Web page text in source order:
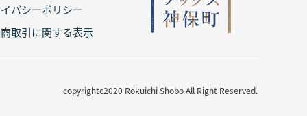
バシーポリシー
取引に関する表示
copyrightc2020 Rokuichi Shobo All Right Reserved.